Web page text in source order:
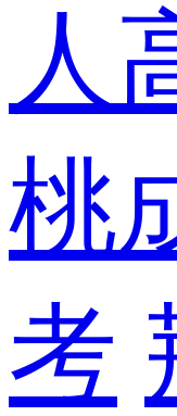
人
桃
考